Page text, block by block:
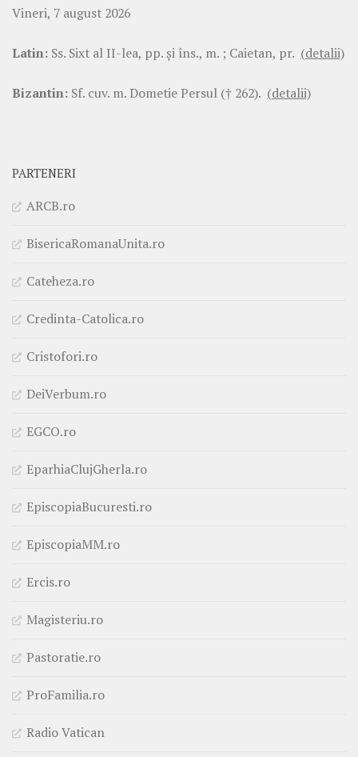
Vineri, 7 august 2026
Latin: Ss. Sixt al II-lea, pp. şi îns., m. ; Caietan, pr. (detalii)
Bizantin: Sf. cuv. m. Dometie Persul († 262). (detalii)
PARTENERI
ARCB.ro
BisericaRomanaUnita.ro
Cateheza.ro
Credinta-Catolica.ro
Cristofori.ro
DeiVerbum.ro
EGCO.ro
EparhiaClujGherla.ro
EpiscopiaBucuresti.ro
EpiscopiaMM.ro
Ercis.ro
Magisteriu.ro
Pastoratie.ro
ProFamilia.ro
Radio Vatican